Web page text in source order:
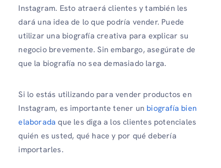
Instagram. Esto atraerá clientes y también les
dará una idea de lo que podría vender. Puede
utilizar una biografía creativa para explicar su
negocio brevemente. Sin embargo, asegúrate de
que la biografía no sea demasiado larga.
Si lo estás utilizando para vender productos en
Instagram, es importante tener un biografía bien
elaborada que les diga a los clientes potenciales
quién es usted, qué hace y por qué debería
importarles.